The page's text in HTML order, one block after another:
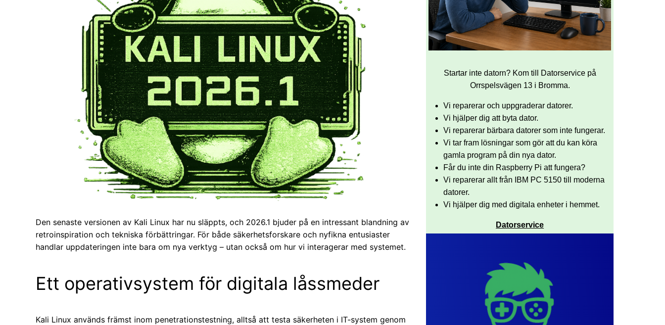
Den senaste versionen av Kali Linux har nu släppts, och 2026.1 bjuder på en intressant blandning av
retroinspiration och tekniska förbättringar. För både säkerhetsforskare och nyfikna entusiaster
handlar uppdateringen inte bara om nya verktyg – utan också om hur vi interagerar med systemet.
Ett operativsystem för digitala låssmeder
Kali Linux används främst inom penetrationstestning, alltså att testa säkerheten i IT-system genom
Startar inte datorn? Kom till Datorservice på
Orrspelsvägen 13 i Bromma.
Vi reparerar och uppgraderar datorer.
Vi hjälper dig att byta dator.
Vi reparerar bärbara datorer som inte fungerar.
Vi tar fram lösningar som gör att du kan köra
gamla program på din nya dator.
Får du inte din Raspberry Pi att fungera?
Vi reparerar allt från IBM PC 5150 till moderna
datorer.
Vi hjälper dig med digitala enheter i hemmet.
Datorservice